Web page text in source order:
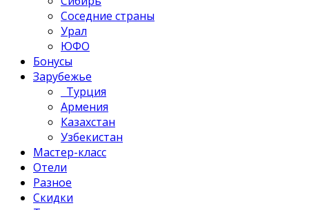
Соседние страны
Урал
ЮФО
Бонусы
Зарубежье
Турция
Армения
Казахстан
Узбекистан
Мастер-класс
Отели
Разное
Скидки